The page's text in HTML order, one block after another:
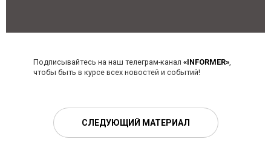
Подписывайтесь на наш телеграм-канал «INFORMER»,
чтобы быть в курсе всех новостей и событий!
СЛЕДУЮЩИЙ МАТЕРИАЛ